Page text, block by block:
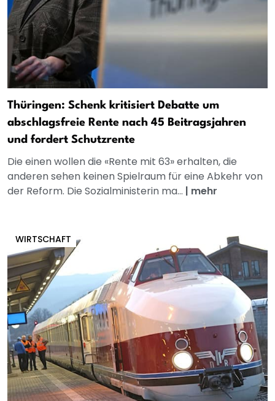
Thüringen: Schenk kritisiert Debatte um
abschlagsfreie Rente nach 45 Beitragsjahren
und fordert Schutzrente
Die einen wollen die «Rente mit 63» erhalten, die
anderen sehen keinen Spielraum für eine Abkehr von
der Reform. Die Sozialministerin ma... | mehr
WIRTSCHAFT